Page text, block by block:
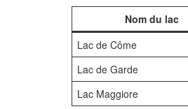
Nom du lac
Lac de Côme
Lac de Garde
Lac Maggiore